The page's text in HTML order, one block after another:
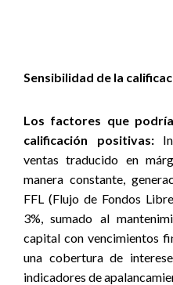
Sensibilidad de la
Los factores que
calificación positivas:
ventas traducido en
manera constante,
FFL (Flujo de Fondos
3%, sumado al
capital con vencimientos
una cobertura de
indicadores de